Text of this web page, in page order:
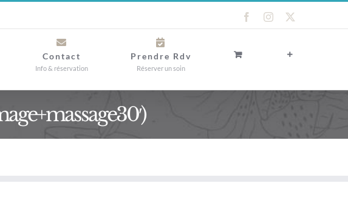
FacebookInstagram
Contact
Info & réservation
Prendre Rdv
Réserver un soin